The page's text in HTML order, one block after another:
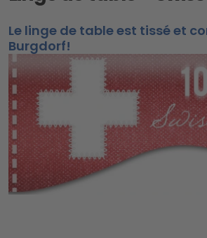
Le linge de table est tissé et
Burgdorf!